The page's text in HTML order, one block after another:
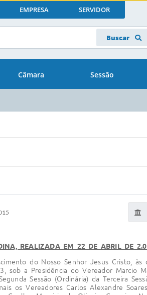
EMPRESA SERVIDOR
Buscar
Câmara Sessão
REALIZADA EM 22 DE ABRIL DE
do Nosso Senhor Jesus Cristo, às
sob a Presidência do Vereador Marcio
Sessão (Ordinária) da Terceira
os Vereadores Carlos Alexandre